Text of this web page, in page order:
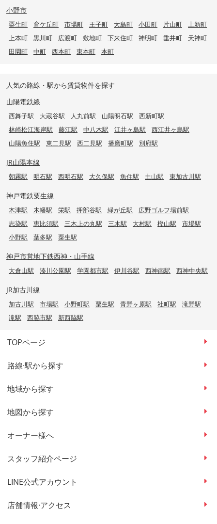
小野市
粟生町 育ケ丘町 市場町 王子町 大島町 小田町 片山町
上新町
上本町
黒川町 広渡町 敷地町 下来住町 神明町 垂井町
天神町
田園町
中町 西本町 東本町 本町
人気の路線・駅から賃貸物件を探す
山陽電鉄線
西舞子駅 大蔵谷駅 人丸前駅 山陽明石駅
西新町駅
林崎松江海岸駅
藤江駅 中八木駅 江井ヶ島駅
西江井ヶ島駅
山陽魚住駅
東二見駅 西二見駅 播磨町駅 別府駅
JR山陽本線
朝霧駅 明石駅 西明石駅 大久保駅 魚住駅 土山駅 東加古川駅
神戸電鉄粟生線
木津駅 木幡駅 栄駅 押部谷駅 緑が丘駅
広野ゴルフ場前駅
志染駅
恵比須駅 三木上の丸駅 三木駅 大村駅 樫山駅
市場駅
小野駅
葉多駅 粟生駅
神戸市営地下鉄西神・山手線
大倉山駅 湊川公園駅 学園都市駅 伊川谷駅 西神南駅 西神中央駅
JR加古川線
加古川駅 市場駅 小野町駅 粟生駅 青野ヶ原駅 社町駅
滝野駅
滝駅
西脇市駅 新西脇駅
TOPページ
路線·駅から探す
地域から探す
地図から探す
オーナー様へ
スタッフ紹介ページ
LINE公式アカウント
店舗情報·アクセス